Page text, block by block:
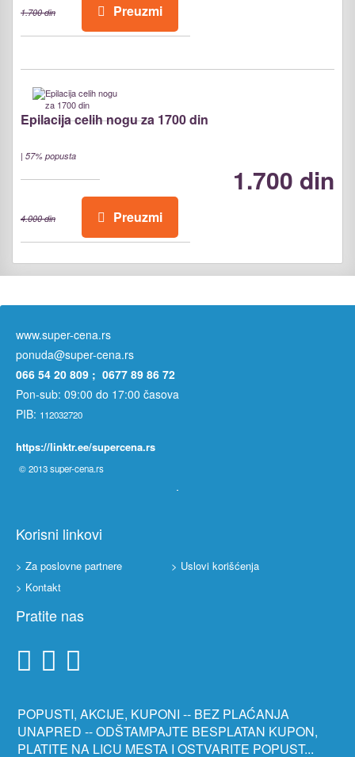
1.700 din Preuzmi
Epilacija celih nogu za 1700 din
| 57% popusta
1.700 din
4.000 din Preuzmi
www.super-cena.rs
ponuda@super-cena.rs
066 54 20 809 ; 0677 89 86 72
Pon-sub: 09:00 do 17:00 časova
PIB: 112032720
https://linktr.ee/supercena.rs
© 2013super-cena.rs
Korisni linkovi
> Za poslovne partnere
> Uslovi korišćenja
> Kontakt
Pratite nas
POPUSTI, AKCIJE, KUPONI -- BEZ PLAĆANJA
UNAPRED -- ODŠTAMPAJTE BESPLATAN KUPON,
PLATITE NA LICU MESTA I OSTVARITE POPUST...